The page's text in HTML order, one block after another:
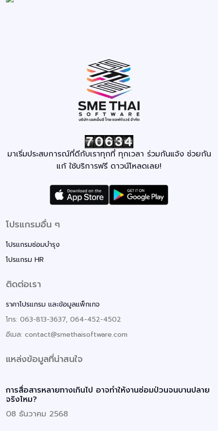
มาเริ่มประสบการณ์ที่ดีกับเราทุกที่ ทุกเวลา ร่วมกันแจ้ง ช่วยกัน
แก้ ใช้บริการฟรี ดาวน์โหลดเลย!
โปรแกรมอื่น ๆ
โปรแกรมซ่อมบำรุง
โปรแกรม HR
ติดต่อเรา
ราคาโปรแกรม และข้อมูลแพ็กเกจ
โทร: 063-813-3637, 064-452-4502
อีเมล: contact@smethaisoftware.com
แหล่งข้อมูลที่น่าสนใจ
การสื่อสารหลายทางเกินไป อาจทำให้งานซ่อมป่วนจนบานปลาย
จริงไหม?
08 ธันวาคม 2568